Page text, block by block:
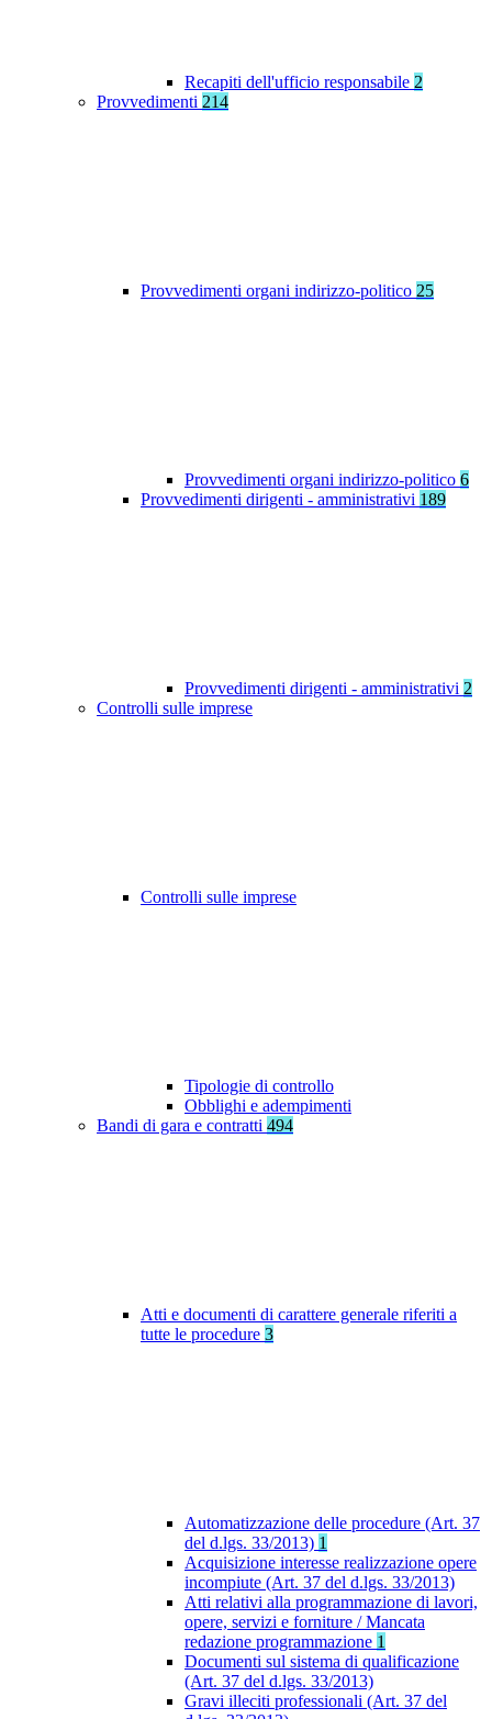
Recapiti dell'ufficio responsabile 2
Provvedimenti 214
Provvedimenti organi indirizzo-politico 25
Provvedimenti organi indirizzo-politico 6
Provvedimenti dirigenti - amministrativi 189
Provvedimenti dirigenti - amministrativi 2
Controlli sulle imprese
Controlli sulle imprese
Tipologie di controllo
Obblighi e adempimenti
Bandi di gara e contratti 494
Atti e documenti di carattere generale riferiti a
tutte le procedure 3
Automatizzazione delle procedure (Art. 37
del d.lgs. 33/2013) 1
Acquisizione interesse realizzazione opere
incompiute (Art. 37 del d.lgs. 33/2013)
Atti relativi alla programmazione di lavori,
opere, servizi e forniture / Mancata
redazione programmazione 1
Documenti sul sistema di qualificazione
(Art. 37 del d.lgs. 33/2013)
Gravi illeciti professionali (Art. 37 del